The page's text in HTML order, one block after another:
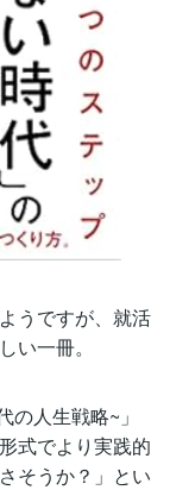
うですが、就活
い一冊。
人生戦略~」
式でより実践的
そうか？」とい